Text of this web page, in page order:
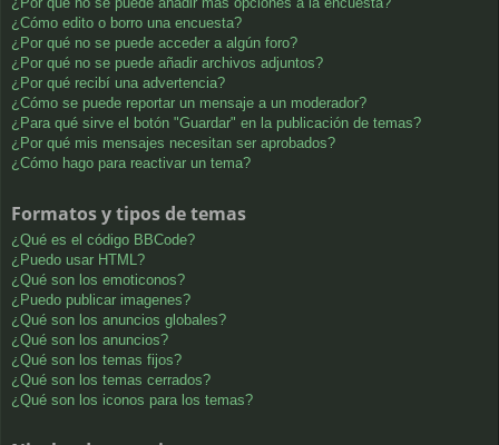
¿Cómo edito o borro una encuesta?
¿Por qué no se puede acceder a algún foro?
¿Por qué no se puede añadir archivos adjuntos?
¿Por qué recibí una advertencia?
¿Cómo se puede reportar un mensaje a un moderador?
¿Para qué sirve el botón "Guardar" en la publicación de temas?
¿Por qué mis mensajes necesitan ser aprobados?
¿Cómo hago para reactivar un tema?
Formatos y tipos de temas
¿Qué es el código BBCode?
¿Puedo usar HTML?
¿Qué son los emoticonos?
¿Puedo publicar imagenes?
¿Qué son los anuncios globales?
¿Qué son los anuncios?
¿Qué son los temas fijos?
¿Qué son los temas cerrados?
¿Qué son los iconos para los temas?